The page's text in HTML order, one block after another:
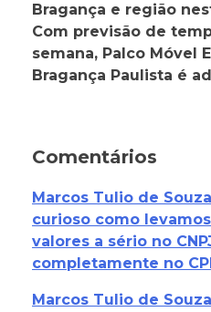
Bragança e região
Com previsão de
semana, Palco Móvel
Bragança Paulista é
Comentários
Marcos Tulio de
curioso como
valores a sério no
completamente no
Marcos Tulio de